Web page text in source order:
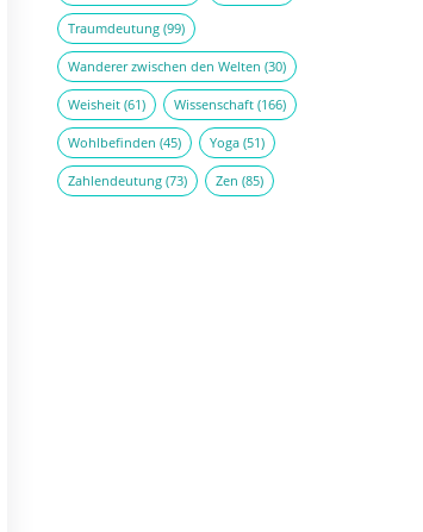
Traumdeutung (99)
Wanderer zwischen den Welten (30)
Weisheit (61) Wissenschaft (166)
Wohlbefinden (45) Yoga (51)
Zahlendeutung (73) Zen (85)